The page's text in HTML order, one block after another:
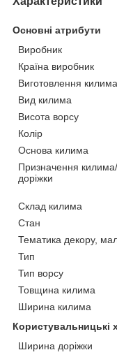
Основні атрибути
Виробник
Країна виробник
Виготовлення килима
Вид килима
Висота ворсу
Колір
Основа килима
Призначення килима/
доріжки
Склад килима
Стан
Тематика декору,
Тип
Тип ворсу
Товщина килима
Ширина килима
Користувальницькі
Ширина доріжки